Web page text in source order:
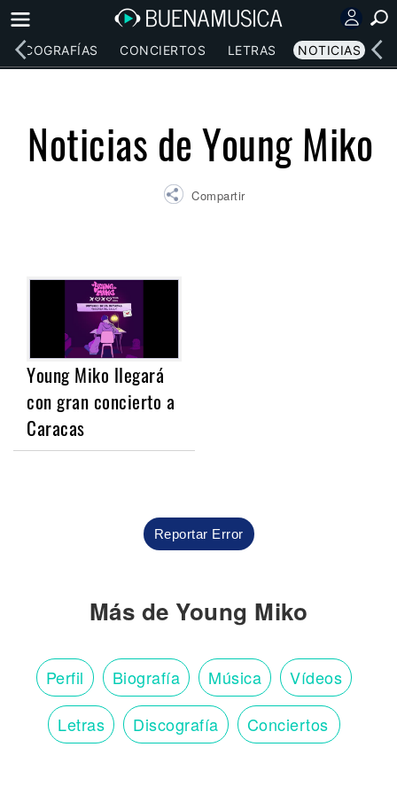
DISCOGRAFÍAS CONCIERTOS LETRAS NOTICIAS
Noticias de Young Miko
Compartir
Young Miko llegará
con gran concierto a
Caracas
Reportar Error
Más de Young Miko
Perfil Biografía Música Vídeos
Letras Discografía Conciertos